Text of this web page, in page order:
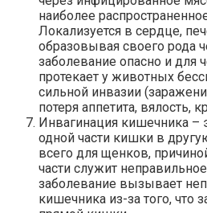
наиболее
Локализуется в сердце,
образовывая своего рода
заболевание опасно и для
протекает у животных
сильной инвазии
потеря аппетита, вялость,
Инвагинация кишечника –
одной части кишки в
всего для щенков,
части служит
заболевание вызывает
кишечника из-за того, что